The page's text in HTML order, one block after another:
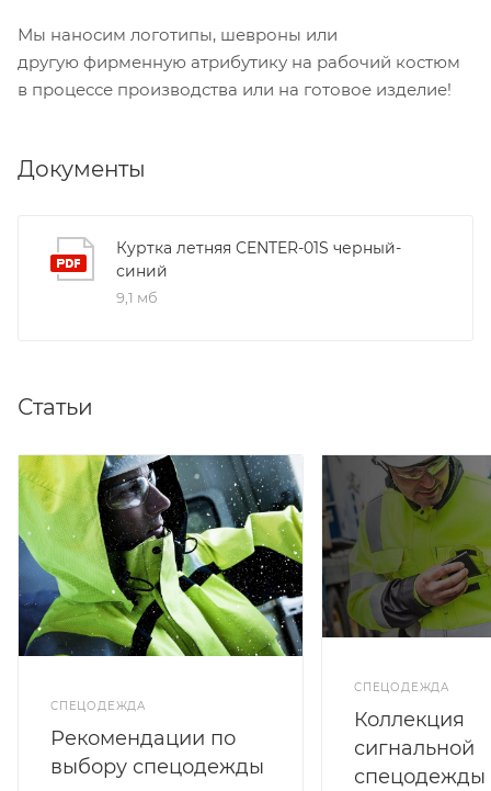
Мы наносим логотипы, шевроны или
другую фирменную атрибутику на рабочий костюм
в процессе производства или на готовое изделие!
Документы
Куртка летняя CENTER-01S черный-
синий
9,1 мб
Статьи
СПЕЦОДЕЖДА
Рекомендации по
выбору спецодежды
СПЕЦОДЕЖДА
Коллекция
сигнальной
спецодежды